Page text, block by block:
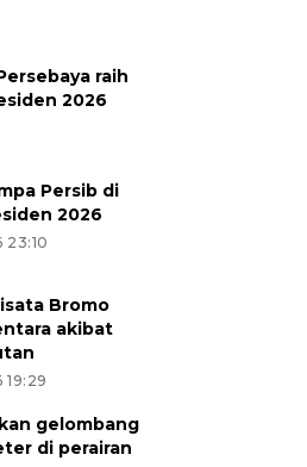
raih
2026
Persib di
2026
23:10
Bromo
akibat
gelombang
di perairan